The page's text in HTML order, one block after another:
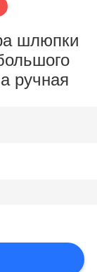
шлюпки
ручная